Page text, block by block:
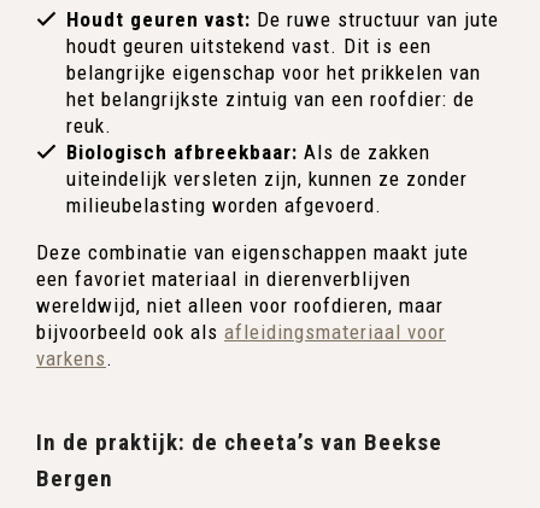
Houdt geuren vast: De ruwe structuur van jute
houdt geuren uitstekend vast. Dit is een
belangrijke eigenschap voor het prikkelen van
het belangrijkste zintuig van een roofdier: de
reuk.
Biologisch afbreekbaar: Als de zakken
uiteindelijk versleten zijn, kunnen ze zonder
milieubelasting worden afgevoerd.
Deze combinatie van eigenschappen maakt jute
een favoriet materiaal in dierenverblijven
wereldwijd, niet alleen voor roofdieren, maar
bijvoorbeeld ook als afleidingsmateriaal voor
varkens .
In de praktijk: de cheeta’s van Beekse
Bergen